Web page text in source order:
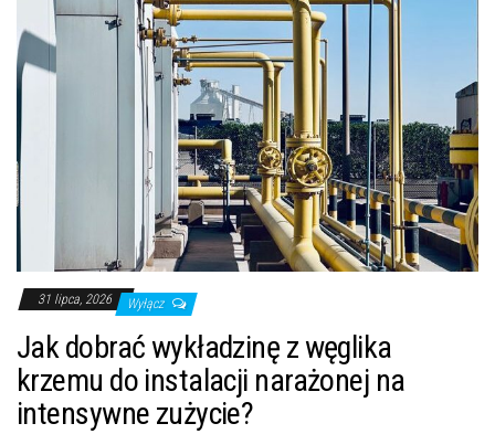
31 lipca, 2026 Wyłącz
Jak dobrać wykładzinę z węglika
krzemu do instalacji narażonej na
intensywne zużycie?